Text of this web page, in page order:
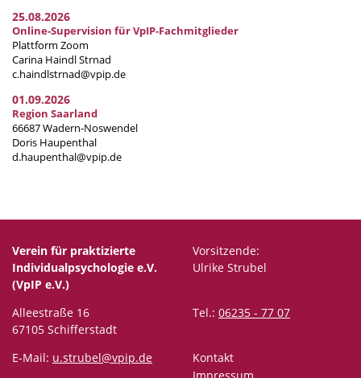
25.08.2026
Online-Supervision für VpIP-Fachmitglieder
Plattform Zoom
Carina Haindl Strnad
c.haindlstrnad@vpip.de
01.09.2026
Region Saarland
66687 Wadern-Noswendel
Doris Haupenthal
d.haupenthal@vpip.de
Verein für praktizierte
Individualpsychologie e.V.
(VpIP e.V.)
Vorsitzende:
Ulrike Strubel
Alleestraße 16
67105 Schifferstadt
Tel.: 06235 - 77 07
E-Mail: u.strubel@vpip.de
Kontakt